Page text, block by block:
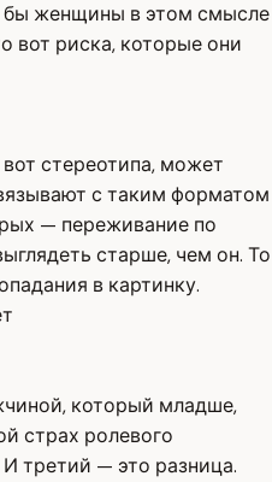
женщины в этом смысле
вот риска, которые они
стереотипа, может
с таким форматом
— переживание по
старше, чем он. То
в картинку.
который младше,
страх ролевого
И третий — это разница.